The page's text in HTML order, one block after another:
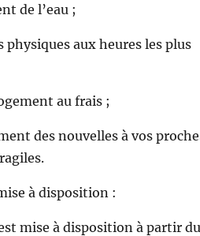
de l’eau ;
physiques aux heures les plus
au frais ;
des nouvelles à vos
à disposition :
mise à disposition à partir du